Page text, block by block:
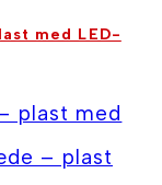
med LED-